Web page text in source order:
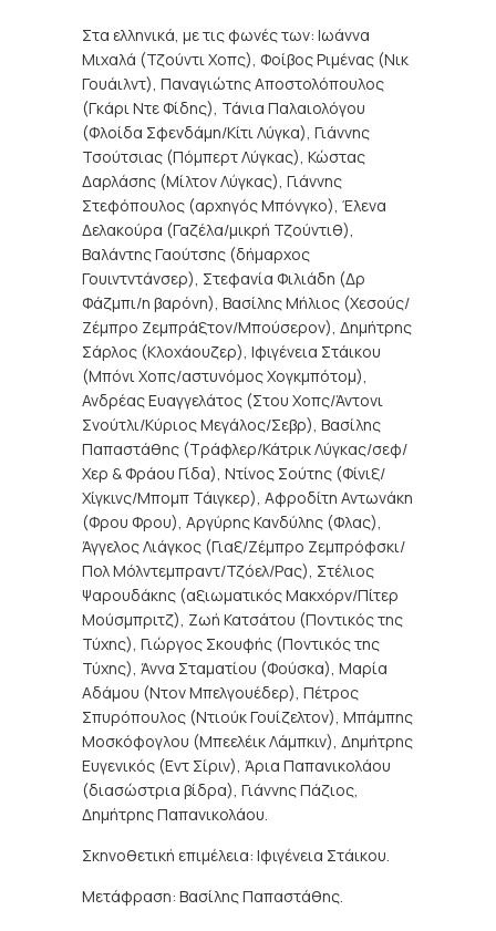
Στα ελληνικά, με τις φωνές των: Ιωάννα
Μιχαλά (Τζούντι Χοπς), Φοίβος Ριμένας (Νικ
Γουάιλντ), Παναγιώτης Αποστολόπουλος
(Γκάρι Ντε Φίδης), Τάνια Παλαιολόγου
(Φλοίδα Σφενδάμη/Κίτι Λύγκα), Γιάννης
Τσούτσιας (Πόμπερτ Λύγκας), Κώστας
Δαρλάσης (Μίλτον Λύγκας), Γιάννης
Στεφόπουλος (αρχηγός Μπόνγκο), Έλενα
Δελακούρα (Γαζέλα/μικρή Τζούντιθ),
Βαλάντης Γαούτσης (δήμαρχος
Γουιντντάνσερ), Στεφανία Φιλιάδη (Δρ
Φάζμπι/η βαρόνη), Βασίλης Μήλιος (Χεσούς/
Ζέμπρο Ζεμπράξτον/Μπούσερον), Δημήτρης
Σάρλος (Κλοχάουζερ), Ιφιγένεια Στάικου
(Μπόνι Χοπς/αστυνόμος Χογκμπότομ),
Ανδρέας Ευαγγελάτος (Στου Χοπς/Άντονι
Σνούτλι/Κύριος Μεγάλος/Σεβρ), Βασίλης
Παπαστάθης (Τράφλερ/Κάτρικ Λύγκας/σεφ/
Χερ & Φράου Γίδα), Ντίνος Σούτης (Φίνιξ/
Χίγκινς/Μπομπ Τάιγκερ), Αφροδίτη Αντωνάκη
(Φρου Φρου), Αργύρης Κανδύλης (Φλας),
Άγγελος Λιάγκος (Γιαξ/Ζέμπρο Ζεμπρόφσκι/
Πολ Μόλντεμπραντ/Τζόελ/Ρας), Στέλιος
Ψαρουδάκης (αξιωματικός Μακχόρν/Πίτερ
Μούσμπριτζ), Ζωή Κατσάτου (Ποντικός της
Τύχης), Γιώργος Σκουφής (Ποντικός της
Τύχης), Άννα Σταματίου (Φούσκα), Μαρία
Αδάμου (Ντον Μπελγουέδερ), Πέτρος
Σπυρόπουλος (Ντιούκ Γουίζελτον), Μπάμπης
Μοσκόφογλου (Μπεελέικ Λάμπκιν), Δημήτρης
Ευγενικός (Εντ Σίριν), Άρια Παπανικολάου
(διασώστρια βίδρα), Γιάννης Πάζιος,
Δημήτρης Παπανικολάου.
Σκηνοθετική επιμέλεια: Ιφιγένεια Στάικου.
Μετάφραση: Βασίλης Παπαστάθης.